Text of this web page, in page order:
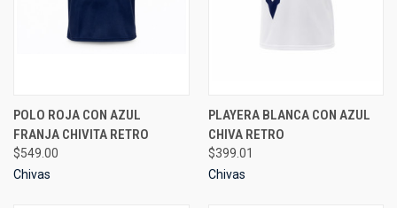
POLO ROJA CON AZUL
FRANJA CHIVITA RETRO
$549.00
Chivas
PLAYERA BLANCA CON AZUL
CHIVA RETRO
$399.01
Chivas